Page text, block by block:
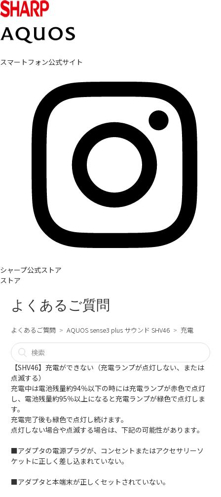
スマートフォン公式サイト
シャープ公式ストア
ストア
よくあるご質問
よくあるご質問 AQUOS sense3 plus サウンド SHV46 充電
【SHV46】充電ができない（充電ランプが点灯しない、または
点滅する）
充電中は電池残量約94％以下の時には充電ランプが赤色で点灯
し、電池残量約95％以上になると充電ランプが緑色で点灯しま
す。
充電完了後も緑色で点灯し続けます。
点灯しない場合や点滅する場合は、下記の可能性があります。
■アダプタの電源プラグが、コンセントまたはアクセサリーソ
ケットに正しく差し込まれていない。
■アダプタと本端末が正しくセットされていない。